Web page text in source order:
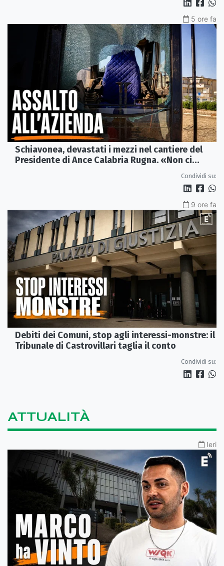
5 ore fa
Schiavonea, devastati i mezzi nel cantiere del
Presidente di Ance Calabria Rugna. «Non ci
Condividi su:
9 ore fa
Debiti dei Comuni, stop agli interessi-monstre: il
Tribunale di Castrovillari taglia il conto
Condividi su:
ATTUALITÀ
Ieri